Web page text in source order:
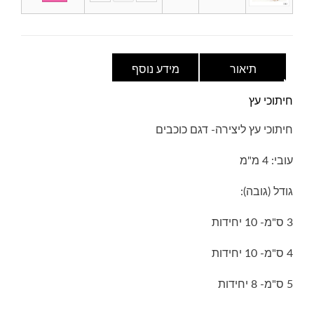
תיאור מידע נוסף
חיתוכי עץ
חיתוכי עץ ליצירה- דגם כוכבים
עובי: 4 מ"מ
גודל (גובה):
3 ס"מ- 10 יחידות
4 ס"מ- 10 יחידות
5 ס"מ- 8 יחידות